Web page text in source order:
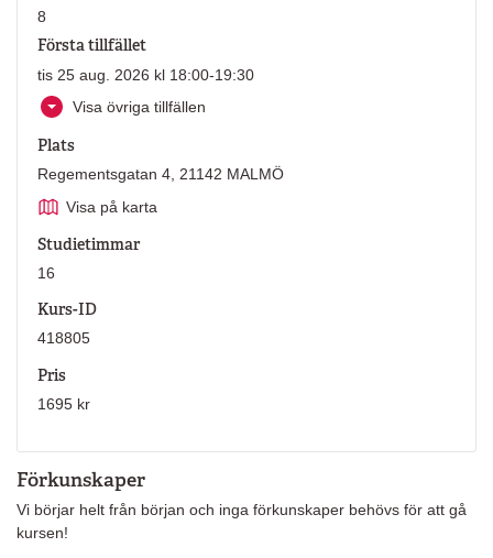
Förkunskaper
Vi börjar helt från början och inga förkunskaper behövs för att gå
kursen!
8
Första tillfället
tis 25 aug. 2026 kl 18:00-19:30
Visa övriga tillfällen
Plats
Regementsgatan 4, 21142 MALMÖ
Visa på karta
Studietimmar
16
Kurs-ID
418805
Pris
1695 kr